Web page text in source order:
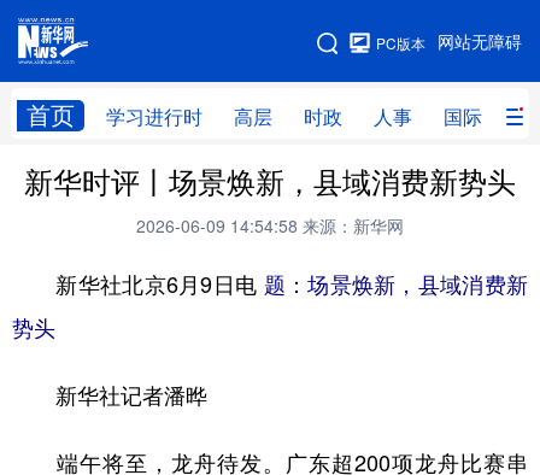
网站无障碍
PC版本
首页 学习进行时 高层 时政 人事 国际 财
网站地图
学习进行时 高层 时政 人事
财经 网评
台湾 思客智库 全球连线 教育
文化 书画
新华时评丨场景焕新，县域消费新势头
2026-06-09 14:54:58 来源：新华网
新华社北京6月9日电 题：场景焕新，县域消费新
势头
新华社记者潘晔
端午将至，龙舟待发。广东超200项龙舟比赛串